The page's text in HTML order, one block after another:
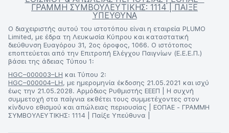
ΓΡΑΜΜΗ ΣΥΜΒΟΥΛΕΥΤΙΚΗΣ: 1114 | ΠΑΙΞΕ
ΥΠΕΥΘΥΝΑ
Ο διαχειριστής αυτού του ιστοτόπου είναι η εταιρεία PLUMO
Limited, με έδρα τη Λευκωσία Κύπρου και καταστατική
διεύθυνση Ευαγόρου 31, 2ος όροφος, 1066. Ο ιστότοπος
εποπτεύεται από την Επιτροπή Ελέγχου Παιγνίων (Ε.Ε.Ε.Π.)
βάσει της άδειας Τύπου 1:
HGC–000003–LH και Τύπου 2:
HGC–000004–LH, με ημερομηνία έκδοσης 21.05.2021 και ισχύ
έως την 21.05.2028. Αρμόδιος Ρυθμιστής ΕΕΕΠ | Η συχνή
συμμετοχή στα παίγνια εκθέτει τους συμμετέχοντες στον
κίνδυνο εθισμού και απώλειας περιουσίας | ΕΟΠΑΕ - ΓΡΑΜΜΗ
ΣΥΜΒΟΥΛΕΥΤΙΚΗΣ: 1114 | Παίξε Υπεύθυνα |